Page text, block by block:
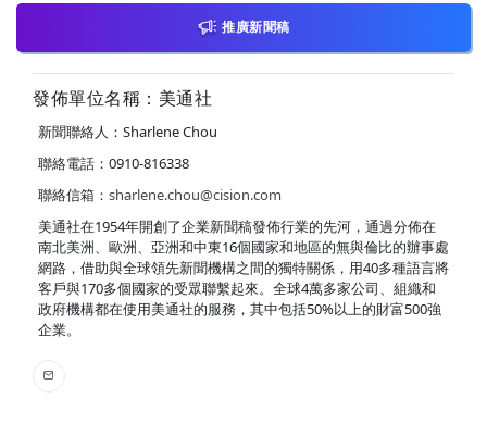
推廣新聞稿
發佈單位名稱：美通社
新聞聯絡人：Sharlene Chou
聯絡電話：0910-816338
聯絡信箱： sharlene.chou@cision.com
美通社在1954年開創了企業新聞稿發佈行業的先河，通過分佈在
南北美洲、歐洲、亞洲和中東16個國家和地區的無與倫比的辦事處
網路，借助與全球領先新聞機構之間的獨特關係，用40多種語言將
客戶與170多個國家的受眾聯繫起來。全球4萬多家公司、組織和
政府機構都在使用美通社的服務，其中包括50%以上的財富500強
企業。